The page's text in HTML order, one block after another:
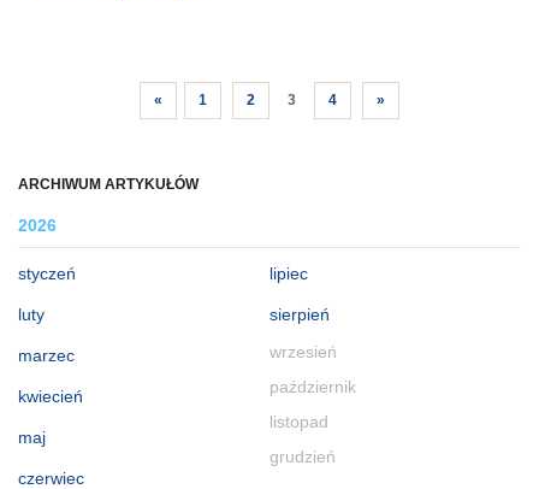
ARCHIWUM ARTYKUŁÓW
2026
styczeń
luty
marzec
kwiecień
maj
czerwiec
lipiec
sierpień
wrzesień
październik
listopad
grudzień
« 1 2 3 4 »